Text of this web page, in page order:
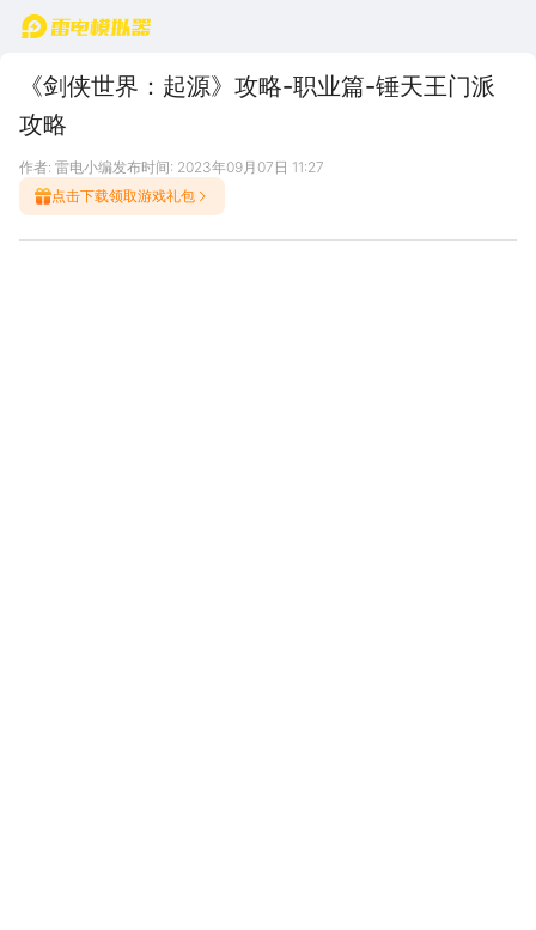
首页
《剑侠世界：起源》攻略-职业篇-锤天王门派
攻略
作者: 雷电小编发布时间: 2023年09月07日 11:27
点击下载领取游戏礼包